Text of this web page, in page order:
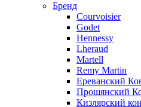
Бренд
Courvoisier
Godet
Hennessy
Lheraud
Martell
Remy Martin
Ереванский
Прошянский
Кизлярский